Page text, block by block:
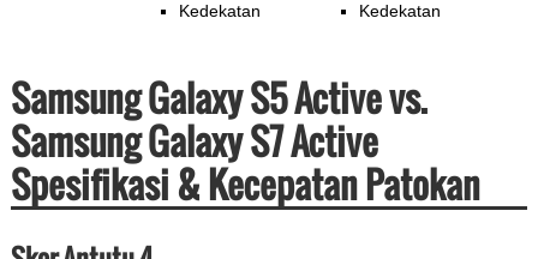
Kedekatan Kedekatan
Samsung Galaxy S5 Active vs.
Samsung Galaxy S7 Active
Spesifikasi & Kecepatan Patokan